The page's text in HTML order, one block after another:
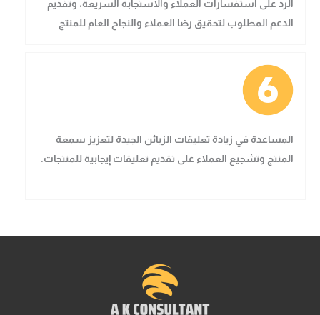
الرد على استفسارات العملاء والاستجابة السريعة، وتقديم
الدعم المطلوب لتحقيق رضا العملاء والنجاح العام للمنتج
المساعدة في زيادة تعليقات الزبائن الجيدة لتعزيز سمعة
المنتج وتشجيع العملاء على تقديم تعليقات إيجابية للمنتجات.